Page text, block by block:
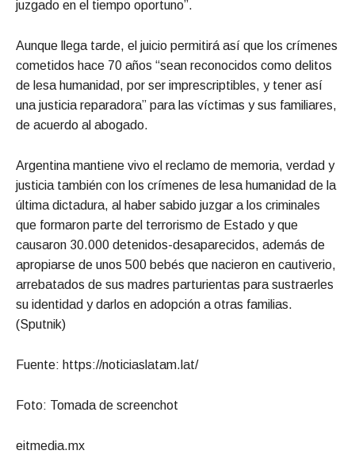
juzgado en el tiempo oportuno”.
Aunque llega tarde, el juicio permitirá así que los crímenes
cometidos hace 70 años “sean reconocidos como delitos
de lesa humanidad, por ser imprescriptibles, y tener así
una justicia reparadora” para las víctimas y sus familiares,
de acuerdo al abogado.
Argentina mantiene vivo el reclamo de memoria, verdad y
justicia también con los crímenes de lesa humanidad de la
última dictadura, al haber sabido juzgar a los criminales
que formaron parte del terrorismo de Estado y que
causaron 30.000 detenidos-desaparecidos, además de
apropiarse de unos 500 bebés que nacieron en cautiverio,
arrebatados de sus madres parturientas para sustraerles
su identidad y darlos en adopción a otras familias.
(Sputnik)
Fuente: https://noticiaslatam.lat/
Foto: Tomada de screenchot
eitmedia.mx